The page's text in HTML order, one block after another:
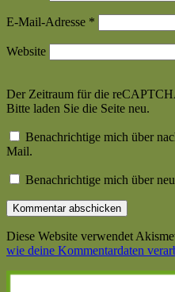
E-Mail-Adresse *
Website
Der Zeitraum für die
Bitte laden Sie die Seite neu.
Benachrichtige mich über
Mail.
Benachrichtige mich über
Diese Website verwendet
wie deine Kommentardaten
Haupt-